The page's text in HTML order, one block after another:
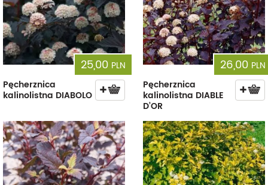
25,00 PLN
Pęcherznica
kalinolistna DIABOLO
26,00 PLN
Pęcherznica
kalinolistna DIABLE
D’OR